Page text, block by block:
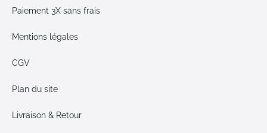
Paiement 3X sans frais
Mentions légales
CGV
Plan du site
Livraison & Retour